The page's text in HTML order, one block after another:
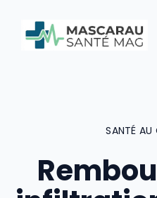
contenu
SANTÉ AU